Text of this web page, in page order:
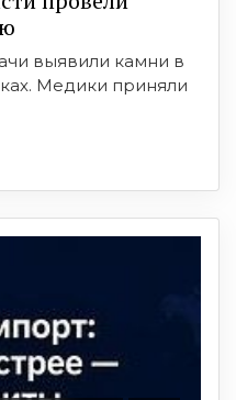
выявили камни в
Медики приняли